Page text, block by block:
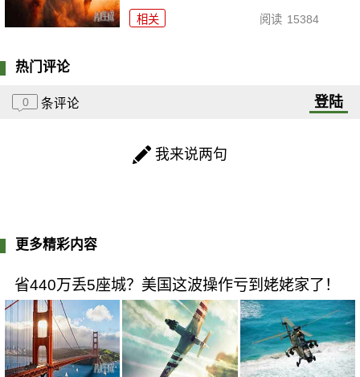
相关 阅读 15384
热门评论
0 条评论 登陆
我来说两句
更多精彩内容
省440万丢5座城？美国这波操作亏到姥姥家了！